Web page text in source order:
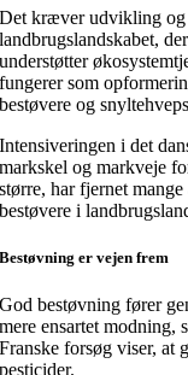
Det kræver udvikling og
landbrugslandskabet,
understøtter
fungerer som
bestøvere og
Intensiveringen i det
markskel og markveje
større, har fjernet
bestøvere i
Bestøvning er vejen frem
God bestøvning fører
mere ensartet modning,
Franske forsøg viser, at
pesticider.